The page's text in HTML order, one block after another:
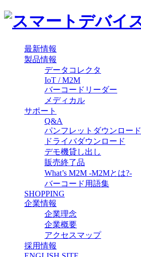
最新情報
製品情報
データコレクタ
IoT / M2M
バーコードリーダー
メディカル
サポート
Q&A
パンフレットダウンロード
ドライバダウンロード
デモ機貸し出し
販売終了品
What’s M2M -M2Mとは?-
バーコード用語集
SHOPPING
企業情報
企業理念
企業概要
アクセスマップ
採用情報